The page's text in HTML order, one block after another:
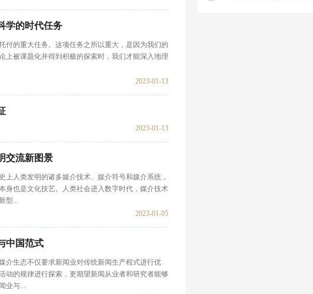
学的时代任务
付的重大任务。这项任务之所以重大，是因为我们的
上被课题化并得到积极的探索时，我们才能深入地理
2023-01-13
2023-01-13
交流新图景
人类发明的诸多媒介技术、媒介符号和媒介系统，
身也是文化技艺。人类社会进入数字时代，媒介技术
型...
2023-01-05
中国范式
介生态不仅要求新闻业对传统新闻生产程式进行优
动的规律进行探索，更期望新闻从业者和研究者能够
业与...